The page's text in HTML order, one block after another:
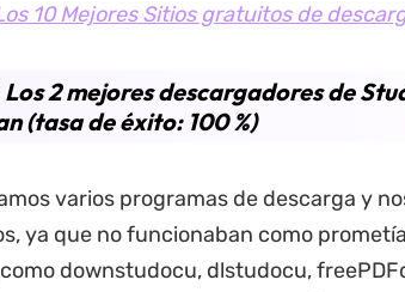
10 Mejores Sitios gratuitos de
2 mejores descargadores de
(tasa de éxito: 100 %)
varios programas de descarga y
ya que no funcionaban como
downstudocu, dlstudocu,